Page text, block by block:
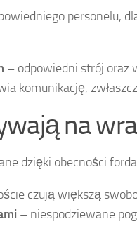
personelu,
– odpowiedni strój oraz
komunikację,
na
dzięki obecności
czują większą
– niespodziewane